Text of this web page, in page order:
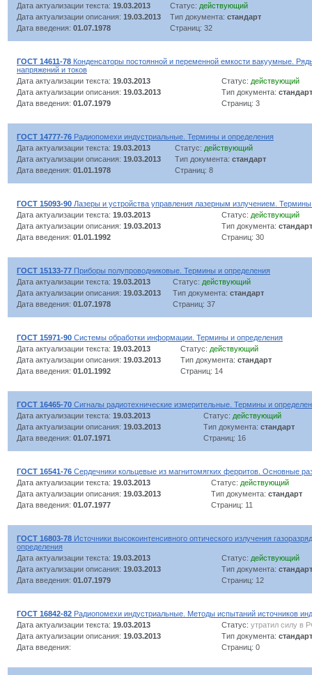
Дата актуализации текста: 19.03.2013 Статус: действующий
Дата актуализации описания: 19.03.2013 Тип документа: стандарт
Дата введения: 01.07.1978 Страниц: 32
ГОСТ 14611-78 Конденсаторы постоянной и переменной емкости вакуумные.
напряжений и токов
Дата актуализации текста: 19.03.2013 Статус: действующий
Дата актуализации описания: 19.03.2013 Тип документа: стандарт
Дата введения: 01.07.1979 Страниц: 3
ГОСТ 14777-76 Радиопомехи индустриальные. Термины и определения
Дата актуализации текста: 19.03.2013 Статус: действующий
Дата актуализации описания: 19.03.2013 Тип документа: стандарт
Дата введения: 01.01.1978 Страниц: 8
ГОСТ 15093-90 Лазеры и устройства управления лазерным излучением.
Дата актуализации текста: 19.03.2013 Статус: действующий
Дата актуализации описания: 19.03.2013 Тип документа: стандарт
Дата введения: 01.01.1992 Страниц: 30
ГОСТ 15133-77 Приборы полупроводниковые. Термины и определения
Дата актуализации текста: 19.03.2013 Статус: действующий
Дата актуализации описания: 19.03.2013 Тип документа: стандарт
Дата введения: 01.07.1978 Страниц: 37
ГОСТ 15971-90 Системы обработки информации. Термины и определения
Дата актуализации текста: 19.03.2013 Статус: действующий
Дата актуализации описания: 19.03.2013 Тип документа: стандарт
Дата введения: 01.01.1992 Страниц: 14
ГОСТ 16465-70 Сигналы радиотехнические измерительные. Термины и
Дата актуализации текста: 19.03.2013 Статус: действующий
Дата актуализации описания: 19.03.2013 Тип документа: стандарт
Дата введения: 01.07.1971 Страниц: 16
ГОСТ 16541-76 Сердечники кольцевые из магнитомягких ферритов. Основные
Дата актуализации текста: 19.03.2013 Статус: действующий
Дата актуализации описания: 19.03.2013 Тип документа: стандарт
Дата введения: 01.07.1977 Страниц: 11
ГОСТ 16803-78 Источники высокоинтенсивного оптического излучения
определения
Дата актуализации текста: 19.03.2013 Статус: действующий
Дата актуализации описания: 19.03.2013 Тип документа: стандарт
Дата введения: 01.07.1979 Страниц: 12
ГОСТ 16842-82 Радиопомехи индустриальные. Методы испытаний источников
Дата актуализации текста: 19.03.2013 Статус: утратил силу в
Дата актуализации описания: 19.03.2013 Тип документа: стандарт
Дата введения:
Страниц: 0